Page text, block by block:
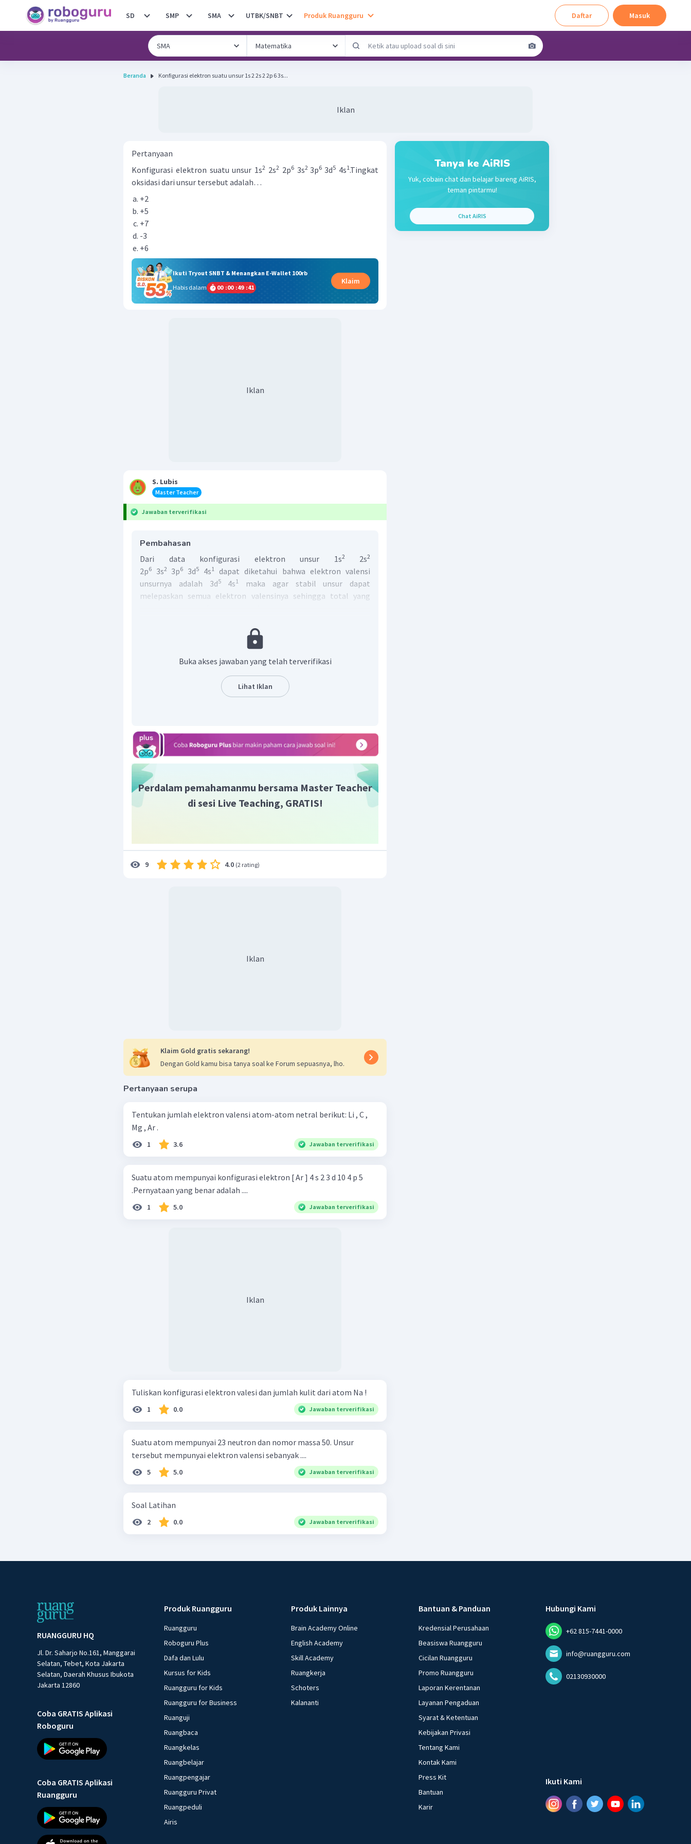
SD SMP SMA UTBK/SNBT Produk Ruangguru Daftar Masuk
Beranda Konfigurasi elektron suatu unsur 1s 2 2s 2 2p 6 3s...
Iklan
Pertanyaan
Konfigurasi elektron suatu unsur 1s2 2s2 2p63s2 3p6 3d5 4s1.Tingkat
oksidasi dari unsur tersebut adalah…
+2
+5
+7
-3
+6
Ikuti Tryout SNBT & Menangkan E-Wallet 100rb
Habis dalam
00 :00 :49 :40
Klaim
Iklan
S. Lubis
Master Teacher
Jawaban terverifikasi
Pembahasan
Dari data konfigurasi elektron unsur 1s22s2
2p6 3s2 3p6 3d54s1dapat diketahui bahwa elektron valensi
unsurnya adalah 3d54s1
maka agar stabil unsur dapat
melepaskan semua elektron valensinya sehingga total yang
Jadi, jawaban yang tepat yaitu E.
Buka akses jawaban yang telah terverifikasi
Lihat Iklan
Perdalam pemahamanmu bersama Master Teacher
di sesi Live Teaching, GRATIS!
9 4.0 (2 rating)
Iklan
Klaim Gold gratis sekarang!
Dengan Gold kamu bisa tanya soal ke Forum sepuasnya, lho.
Pertanyaan serupa
Tentukan jumlah elektron valensi atom-atom netral berikut: Li , C ,
Mg , Ar .
1 3.6 Jawaban terverifikasi
Suatu atom mempunyai konfigurasi elektron [ Ar ] 4 s 2 3 d 10 4 p 5
.Pernyataan yang benar adalah ....
1 5.0 Jawaban terverifikasi
Iklan
Tuliskan konfigurasi elektron valesi dan jumlah kulit dari atom Na !
1 0.0 Jawaban terverifikasi
Suatu atom mempunyai 23 neutron dan nomor massa 50. Unsur
tersebut mempunyai elektron valensi sebanyak ....
5 5.0 Jawaban terverifikasi
Soal Latihan
2 0.0 Jawaban terverifikasi
Tanya ke AiRIS
Yuk, cobain chat dan belajar bareng AiRIS,
teman pintarmu!
Chat AiRIS
RUANGGURU HQ
Jl. Dr. Saharjo No.161, Manggarai
Selatan, Tebet, Kota Jakarta
Selatan, Daerah Khusus Ibukota
Jakarta 12860
Coba GRATIS Aplikasi
Roboguru
Coba GRATIS Aplikasi
Ruangguru
Produk Ruangguru
Ruangguru
Roboguru Plus
Dafa dan Lulu
Kursus for Kids
Ruangguru for Kids
Ruangguru for Business
Ruanguji
Ruangbaca
Ruangkelas
Ruangbelajar
Ruangpengajar
Ruangguru Privat
Ruangpeduli
Airis
Produk Lainnya
Brain Academy Online
English Academy
Skill Academy
Ruangkerja
Schoters
Kalananti
Bantuan & Panduan
Kredensial Perusahaan
Beasiswa Ruangguru
Cicilan Ruangguru
Promo Ruangguru
Laporan Kerentanan
Layanan Pengaduan
Syarat & Ketentuan
Kebijakan Privasi
Tentang Kami
Kontak Kami
Press Kit
Bantuan
Karir
Hubungi Kami
+62 815-7441-0000
info@ruangguru.com
02130930000
Ikuti Kami